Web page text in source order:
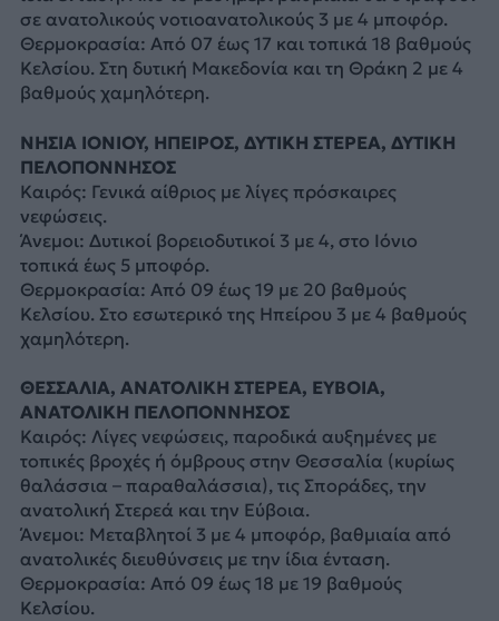
σε ανατολικούς νοτιοανατολικούς 3 με 4 μποφόρ.
Θερμοκρασία: Από 07 έως 17 και τοπικά 18 βαθμούς
Κελσίου. Στη δυτική Μακεδονία και τη Θράκη 2 με 4
βαθμούς χαμηλότερη.
ΝΗΣΙΑ ΙΟΝΙΟΥ, ΗΠΕΙΡΟΣ, ΔΥΤΙΚΗ ΣΤΕΡΕΑ, ΔΥΤΙΚΗ
ΠΕΛΟΠΟΝΝΗΣΟΣ
Καιρός: Γενικά αίθριος με λίγες πρόσκαιρες
νεφώσεις.
Άνεμοι: Δυτικοί βορειοδυτικοί 3 με 4, στο Ιόνιο
τοπικά έως 5 μποφόρ.
Θερμοκρασία: Από 09 έως 19 με 20 βαθμούς
Κελσίου. Στο εσωτερικό της Ηπείρου 3 με 4 βαθμούς
χαμηλότερη.
ΘΕΣΣΑΛΙΑ, ΑΝΑΤΟΛΙΚΗ ΣΤΕΡΕΑ, ΕΥΒΟΙΑ,
ΑΝΑΤΟΛΙΚΗ ΠΕΛΟΠΟΝΝΗΣΟΣ
Καιρός: Λίγες νεφώσεις, παροδικά αυξημένες με
τοπικές βροχές ή όμβρους στην Θεσσαλία (κυρίως
θαλάσσια – παραθαλάσσια), τις Σποράδες, την
ανατολική Στερεά και την Εύβοια.
Άνεμοι: Μεταβλητοί 3 με 4 μποφόρ, βαθμιαία από
ανατολικές διευθύνσεις με την ίδια ένταση.
Θερμοκρασία: Από 09 έως 18 με 19 βαθμούς
Κελσίου.